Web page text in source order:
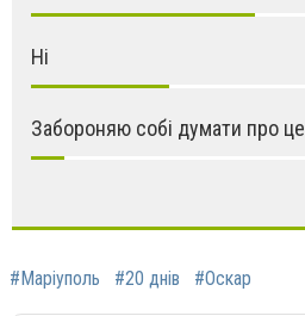
Ні
Забороняю собі думати про це
#Маріуполь #20 днів #Оскар